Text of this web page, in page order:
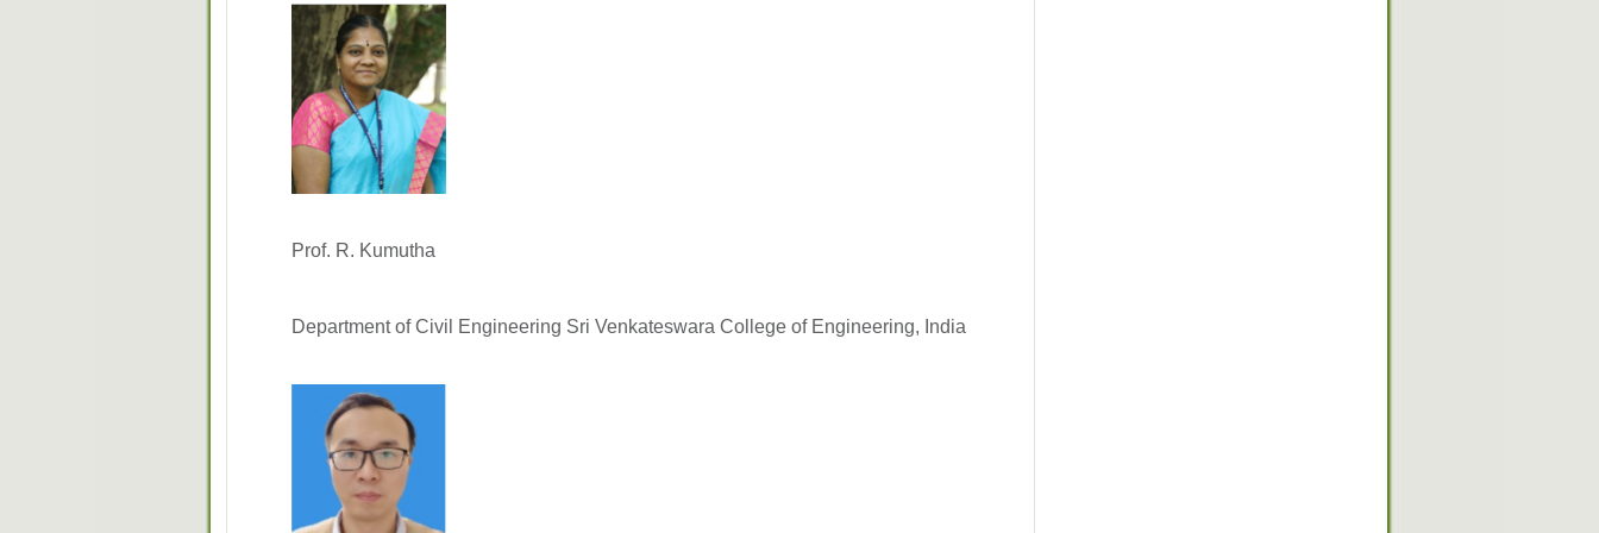
Prof. R. Kumutha
Department of Civil Engineering Sri Venkateswara College of Engineering, India